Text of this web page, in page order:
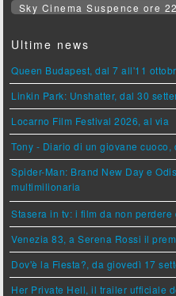
Sky Cinema Suspence ore
Ultime news
Queen Budapest, dal 7 all'11
Linkin Park: Unshatter, dal 30
Locarno Film Festival 2026, al via
Tony - Diario di un giovane
Spider-Man: Brand New Day e
multimilionaria
Stasera in tv: i film da non
Venezia 83, a Serena Rossi il
Dov'è la Fiesta?, da giovedì 17
Her Private Hell, il trailer ufficiale